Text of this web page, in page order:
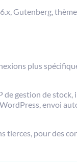
Gutenberg,
plus
gestion de
envoi
tierces, pour des